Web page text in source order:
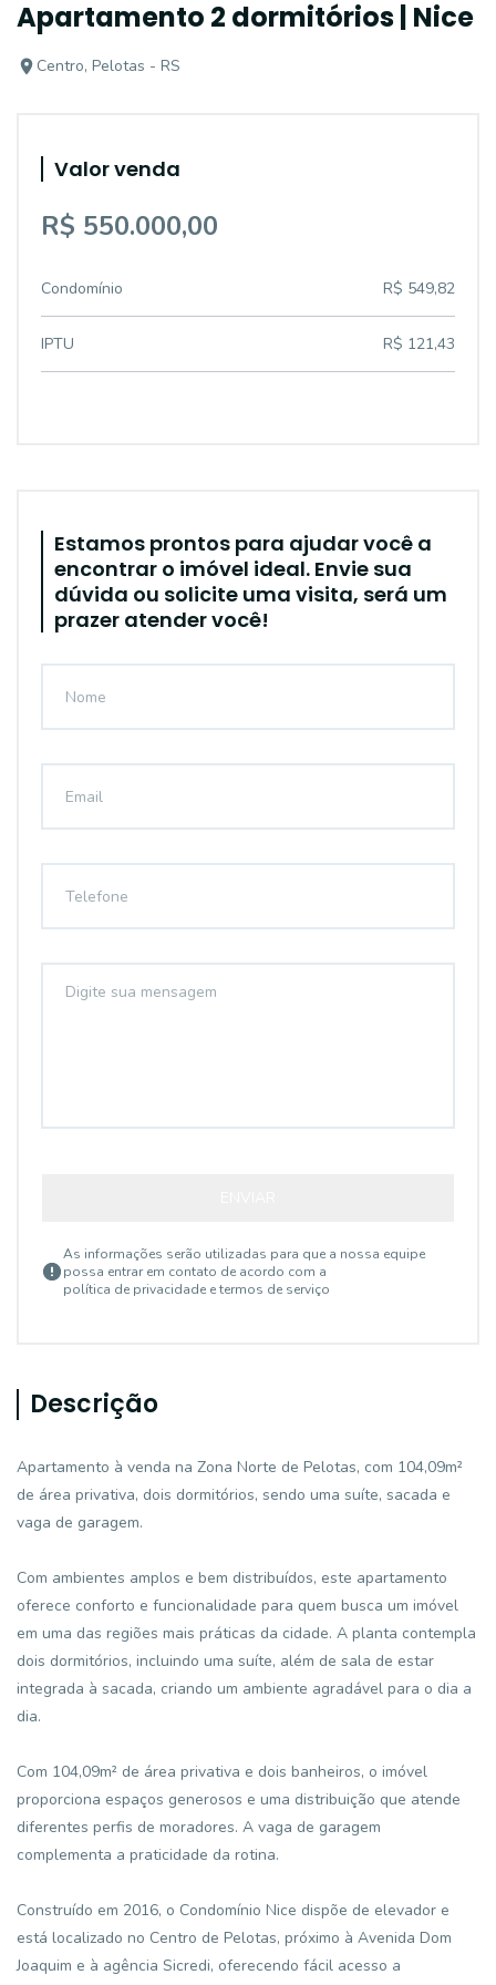
Apartamento 2 dormitórios | Nice
Centro, Pelotas - RS
Valor venda
R$ 550.000,00
Condomínio R$ 549,82
IPTU R$ 121,43
Estamos prontos para ajudar você a
encontrar o imóvel ideal. Envie sua
dúvida ou solicite uma visita, será um
prazer atender você!
As informações serão utilizadas para que a nossa equipe
possa entrar em contato de acordo com a
política de privacidade e termos de serviço
Descrição
Apartamento à venda na Zona Norte de Pelotas, com 104,09m²
de área privativa, dois dormitórios, sendo uma suíte, sacada e
vaga de garagem.
Com ambientes amplos e bem distribuídos, este apartamento
oferece conforto e funcionalidade para quem busca um imóvel
em uma das regiões mais práticas da cidade. A planta contempla
dois dormitórios, incluindo uma suíte, além de sala de estar
integrada à sacada, criando um ambiente agradável para o dia a
dia.
Com 104,09m² de área privativa e dois banheiros, o imóvel
proporciona espaços generosos e uma distribuição que atende
diferentes perfis de moradores. A vaga de garagem
complementa a praticidade da rotina.
Construído em 2016, o Condomínio Nice dispõe de elevador e
está localizado no Centro de Pelotas, próximo à Avenida Dom
Joaquim e à agência Sicredi, oferecendo fácil acesso a